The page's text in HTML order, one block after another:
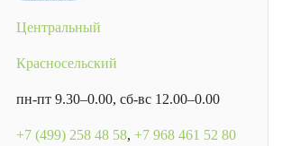
Центральный
Красносельский
пн-пт 9.30–0.00, сб-вс 12.00–0.00
+7 (499) 258 48 58, +7 968 461 52 80